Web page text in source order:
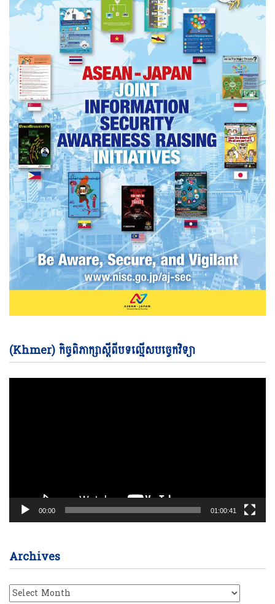
(Khmer) កិច្ចពិភាក្សាស្តីពីបទល្មើសបច្ចេកវិទ្យា
00:00 01:00:41
Archives
Archives